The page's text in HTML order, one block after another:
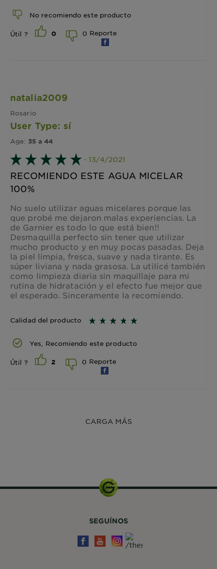
No recomiendo este producto
Útil ? 0 0 Reporte
natalia2009
Rosario
User Type: sí
Age: 35 a 44
- 13/4/2021
RECOMIENDO ESTE AGUA MICELAR
100%
No suelo utilizar aguas micelares porque las
que probé me dejaron malas experiencias. La
de Garnier es todo lo que está bien!!
Desmaquilla perfecto sin tener que utilizar
mucho producto y en muy pocas pasadas. Deja
la piel limpia, fresca, suave y nada tirante. Es
súper liviana y nada grasosa. La utilicé también
como limpieza diaria sin maquillaje para mi
rutina de hidratación y el efecto fue mejor que
el esperado. Sinceramente la recomiendo.
Calidad del producto
Yes, Recomiendo este producto
Útil ? 2 0 Reporte
CARGA MÁS
SEGUÍNOS